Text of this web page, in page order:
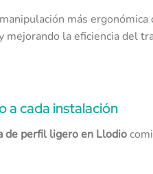
más ergonómica
mejorando la eficiencia del
a cada instalación
de perfil ligero en Llodio